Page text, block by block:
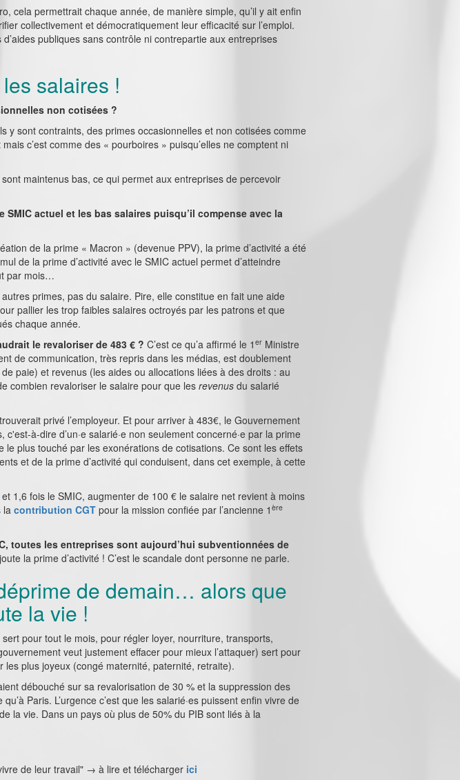
cela permettrait chaque année, de manière simple, qu’il y ait enfin
collectivement et démocratiquement leur efficacité sur l’emploi.
publiques sans contrôle ni contrepartie aux entreprises
salaires !
non cotisées ?
y sont contraints, des primes occasionnelles et non cotisées comme
c’est comme des « pourboires » puisqu’elles ne comptent ni
maintenus bas, ce qui permet aux entreprises de percevoir
actuel et les bas salaires puisqu’il compense avec la
de la prime « Macron » (devenue PPV), la prime d’activité a été
de la prime d’activité avec le SMIC actuel permet d’atteindre
par mois…
primes, pas du salaire. Pire, elle constitue en fait une aide
pallier les trop faibles salaires octroyés par les patrons et que
chaque année.
le revaloriser de 483 € ? C’est ce qu’a affirmé le 1 er Ministre
de communication, très repris dans les médias, est doublement
paie) et revenus (les aides ou allocations liées à des droits : au
combien revaloriser le salaire pour que les revenus du salarié
privé l’employeur. Et pour arriver à 483€, le Gouvernement
à-dire d’un·e salarié·e non seulement concerné·e par la prime
plus touché par les exonérations de cotisations. Ce sont les effets
et de la prime d’activité qui conduisent, dans cet exemple, à cette
1,6 fois le SMIC, augmenter de 100 € le salaire net revient à moins
la contribution CGT pour la mission confiée par l’ancienne 1 ère
toutes les entreprises sont aujourd’hui subventionnées de
la prime d’activité ! C’est le scandale dont personne ne parle.
de demain… alors que
la vie !
pour tout le mois, pour régler loyer, nourriture, transports,
veut justement effacer pour mieux l’attaquer) sert pour
plus joyeux (congé maternité, paternité, retraite).
débouché sur sa revalorisation de 30 % et la suppression des
Paris. L’urgence c’est que les salarié·es puissent enfin vivre de
la vie. Dans un pays où plus de 50% du PIB sont liés à la
de leur travail" → à lire et télécharger ici